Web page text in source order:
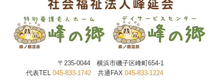
〒235-0044 横浜市磯子区峰町654-1
代表TEL 045-833-1742 共通FAX 045-833-1224